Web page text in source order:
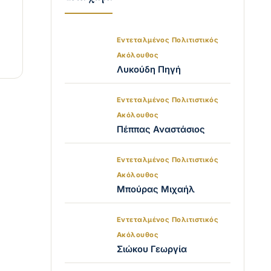
Εντεταλμένος Πολιτιστικός
Ακόλουθος
Λυκούδη Πηγή
Εντεταλμένος Πολιτιστικός
Ακόλουθος
Πέππας Αναστάσιος
Εντεταλμένος Πολιτιστικός
Ακόλουθος
Μπούρας Μιχαήλ
Εντεταλμένος Πολιτιστικός
Ακόλουθος
Σιώκου Γεωργία